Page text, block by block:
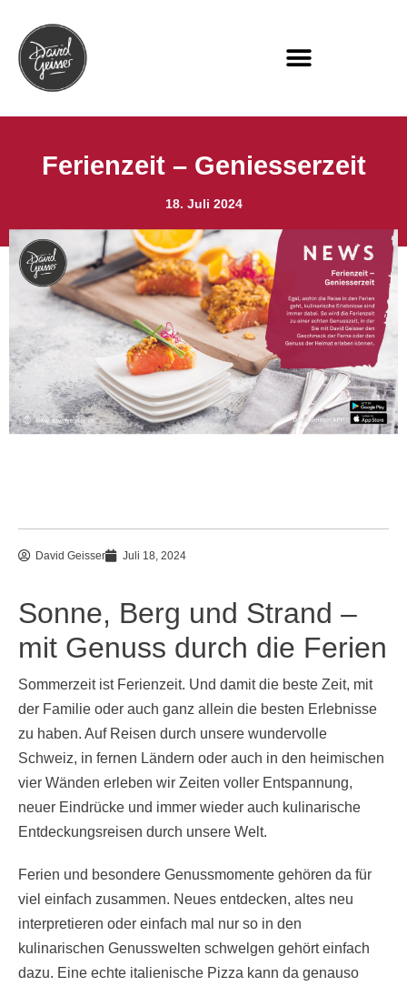
Ferienzeit – Geniesserzeit
18. Juli 2024
David Geisser Juli 18, 2024
Sonne, Berg und Strand –
mit Genuss durch die Ferien
Sommerzeit ist Ferienzeit. Und damit die beste Zeit, mit
der Familie oder auch ganz allein die besten Erlebnisse
zu haben. Auf Reisen durch unsere wundervolle
Schweiz, in fernen Ländern oder auch in den heimischen
vier Wänden erleben wir Zeiten voller Entspannung,
neuer Eindrücke und immer wieder auch kulinarische
Entdeckungsreisen durch unsere Welt.
Ferien und besondere Genussmomente gehören da für
viel einfach zusammen. Neues entdecken, altes neu
interpretieren oder einfach mal nur so in den
kulinarischen Genusswelten schwelgen gehört einfach
dazu. Eine echte italienische Pizza kann da genauso